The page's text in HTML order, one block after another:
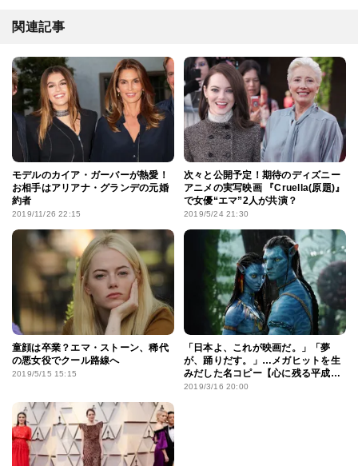
関連記事
モデルのカイア・ガーバーが熱愛！
お相手はアリアナ・グランデの元婚
約者
2019/11/26 22:15
次々と公開予定！期待のディズニー
アニメの実写映画 『Cruella(原題)』
で女優“エマ”2人が共演？
2019/5/24 21:30
童顔は卒業？エマ・ストーン、稀代
の悪女役でクール路線へ
2019/5/15 15:15
「日本よ、これが映画だ。」「夢
が、踊りだす。」…メガヒットを生
みだした名コピー【心に残る平成の
映画 教えてください】
2019/3/16 20:00